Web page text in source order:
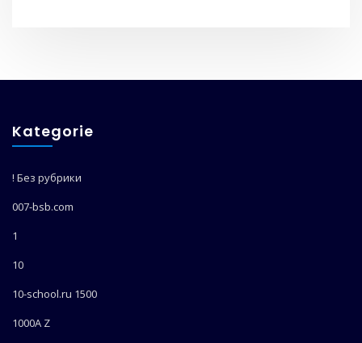
Kategorie
! Без рубрики
007-bsb.com
1
10
10-school.ru 1500
1000A Z